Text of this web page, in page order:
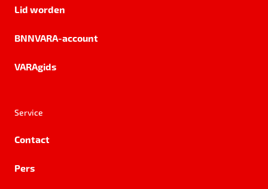
Lid worden
BNNVARA-account
VARAgids
Service
Contact
Pers